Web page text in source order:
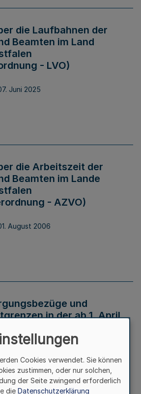
die Laufbahnen der
Beamten im Land
- LVO)
Juni 2025
die Arbeitszeit der
Beamten im Lande
- AZVO)
August 2006
und
in der ab 1. April
Cookies verwendet. Sie können
zustimmen, oder nur solchen,
der Seite zwingend erforderlich
die Datenschutzerklärung